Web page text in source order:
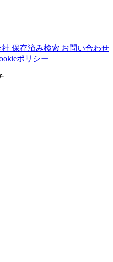
社 保存済み検索 お問い合わせ
ポリシー